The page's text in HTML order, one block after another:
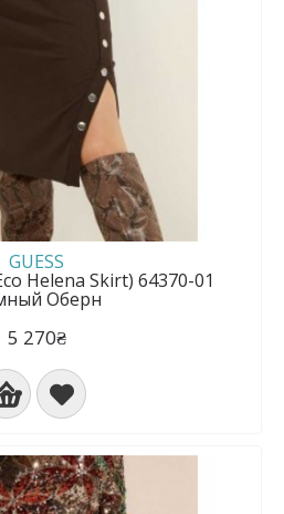
GUESS
Helena Skirt) 64370-01
Оберн
5 270₴